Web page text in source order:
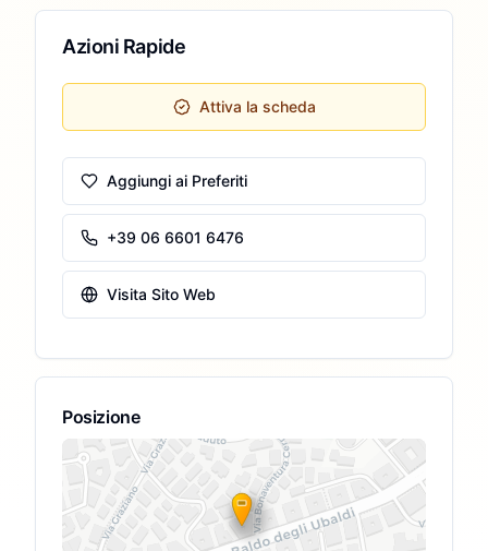
Azioni Rapide
Attiva la scheda
Aggiungi ai Preferiti
+39 06 6601 6476
Visita Sito Web
Posizione